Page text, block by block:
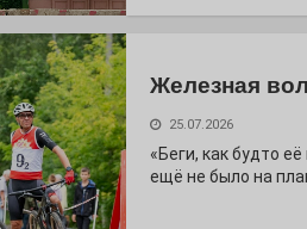
Железная
25.07.2026
«Беги, как будто
ещё не было на